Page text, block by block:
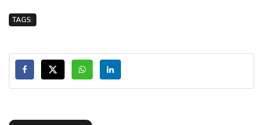
TAGS: